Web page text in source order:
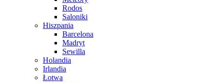
Rodos
Saloniki
Hiszpania
Barcelona
Madryt
Sewilla
Holandia
Irlandia
Łotwa